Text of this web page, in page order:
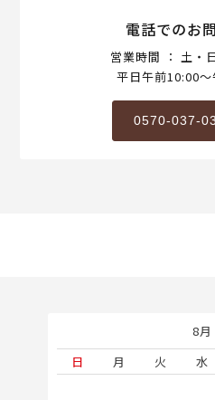
電話でのお
営業時間 ： 土・
平日午前10:00
0570-037-
8月
日
月 火 水